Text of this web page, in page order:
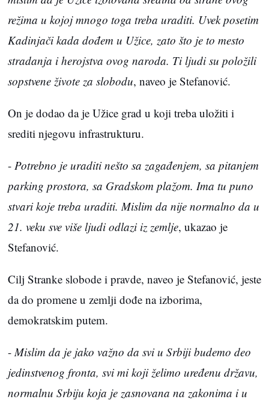
režima u kojoj mnogo toga treba uraditi. Uvek posetim
Kadinjači kada dođem u Užice, zato što je to mesto
stradanja i herojstva ovog naroda. Ti ljudi su položili
sopstvene živote za slobodu, naveo je Stefanović.
On je dodao da je Užice grad u koji treba uložiti i
srediti njegovu infrastrukturu.
- Potrebno je uraditi nešto sa zagađenjem, sa pitanjem
parking prostora, sa Gradskom plažom. Ima tu puno
stvari koje treba uraditi. Mislim da nije normalno da u
21. veku sve više ljudi odlazi iz zemlje, ukazao je
Stefanović.
Cilj Stranke slobode i pravde, naveo je Stefanović, jeste
da do promene u zemlji dođe na izborima,
demokratskim putem.
- Mislim da je jako važno da svi u Srbiji budemo deo
jedinstvenog fronta, svi mi koji želimo uređenu državu,
normalnu Srbiju koja je zasnovana na zakonima i u